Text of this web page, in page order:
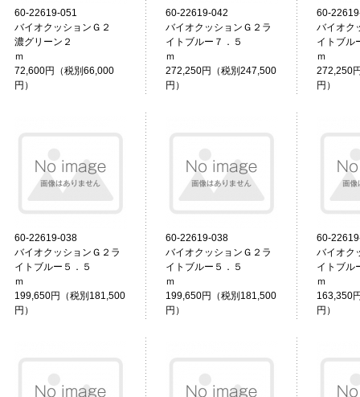
60-22619-051
バイオクッションＧ２
濃グリーン２
ｍ
72,600円（税別66,000
円）
60-22619-042
バイオクッションＧ２ラ
イトブルー７．５
ｍ
272,250円（税別247,500
円）
60-
バイオク
イトブル
272,250
円）
60-22619-038
バイオクッションＧ２ラ
イトブルー５．５
ｍ
199,650円（税別181,500
円）
60-22619-038
バイオクッションＧ２ラ
イトブルー５．５
ｍ
199,650円（税別181,500
円）
60-
バイオク
イトブル
163,350
円）